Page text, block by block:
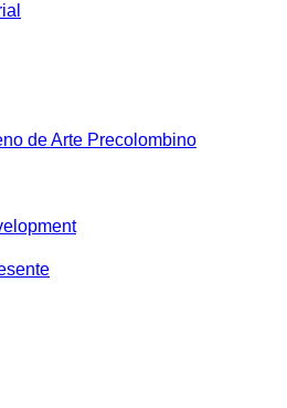
de Arte Precolombino